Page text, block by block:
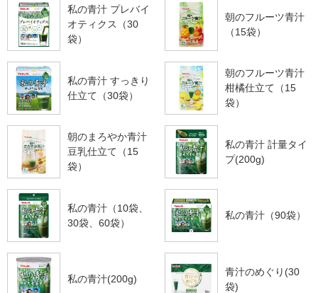
私の青汁 プレバイ
オティクス（30
袋）
朝のフルーツ青汁
（15袋）
私の青汁 すっきり
仕立て（30袋）
朝のフルーツ青汁
柑橘仕立て（15
袋）
朝のまろやか青汁
豆乳仕立て（15
袋）
私の青汁 計量タイ
プ(200g)
私の青汁（10袋、
30袋、60袋）
私の青汁（90袋）
私の青汁(200g)
青汁のめぐり(30
袋)